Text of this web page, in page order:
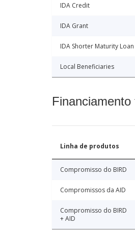
IDA Credit
IDA Grant
IDA Shorter Maturity Loan
Local Beneficiaries
Linha de produtos
Compromisso do BIRD
Compromissos da AID
Compromisso do BIRD
+ AID